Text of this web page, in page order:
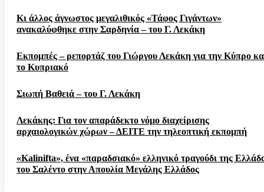
Κι άλλος άγνωστος μεγαλιθικός «Τάφος Γιγάντων»
ανακαλύφθηκε στην Σαρδηνία – του Γ. Λεκάκη
Εκπομπές – ρεπορτάζ του Γιώργου Λεκάκη για την Κύπρο
το Κυπριακό
Σιωπή Βαθειά – του Γ. Λεκάκη
Λεκάκης: Για τον απαράδεκτο νόμο διαχείρισης
αρχαιολογικών χώρων – ΔΕΙΤΕ την τηλεοπτική εκπομπή
«Kalinifta», ένα «παραδσιακό» ελληνικό τραγούδι της
του Σαλέντο στην Απουλία Μεγάλης Ελλάδος